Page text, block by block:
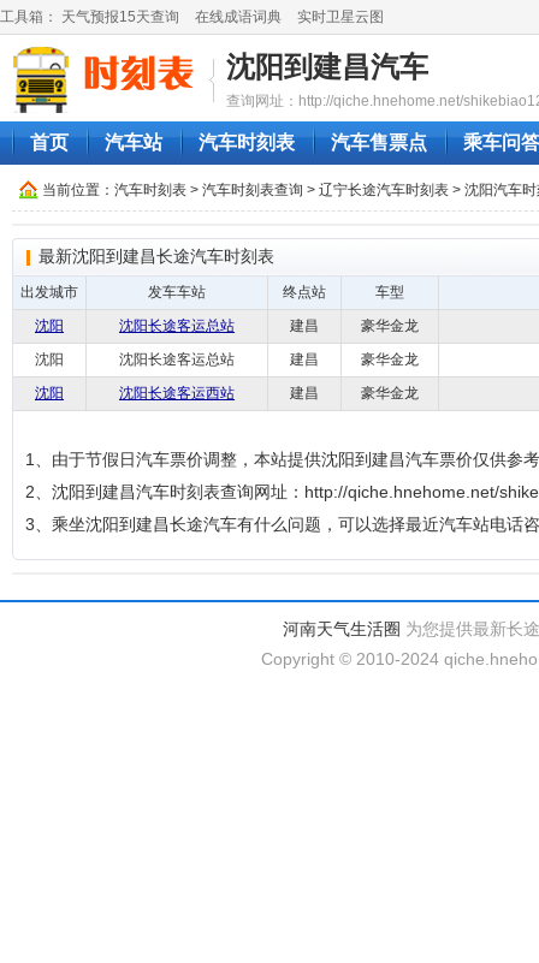
工具箱： 天气预报15天查询 在线成语词典 实时卫星云图
沈阳到建昌汽车
查询网址：http://qiche.hnehome.net/
首页 汽车站 汽车时刻表 汽车售票点 乘车问答
当前位置： 汽车时刻表 > 汽车时刻表查询 > 辽宁长途汽车时刻表 > 沈阳汽车
最新沈阳到建昌长途汽车时刻表
出发城市 发车车站 终点站
车型
沈阳
沈阳长途客运总站 建昌
豪华金龙
沈阳
沈阳长途客运总站 建昌
豪华金龙
沈阳
沈阳长途客运西站 建昌 豪华金龙
1、由于节假日汽车票价调整，本站提供沈阳到建昌汽车票价仅供参
2、沈阳到建昌汽车时刻表查询网址：http://qiche.hnehome.net/
3、乘坐沈阳到建昌长途汽车有什么问题，可以选择最近汽车站电话
河南天气生活圈 为您提供最新长
Copyright © 2010-2024